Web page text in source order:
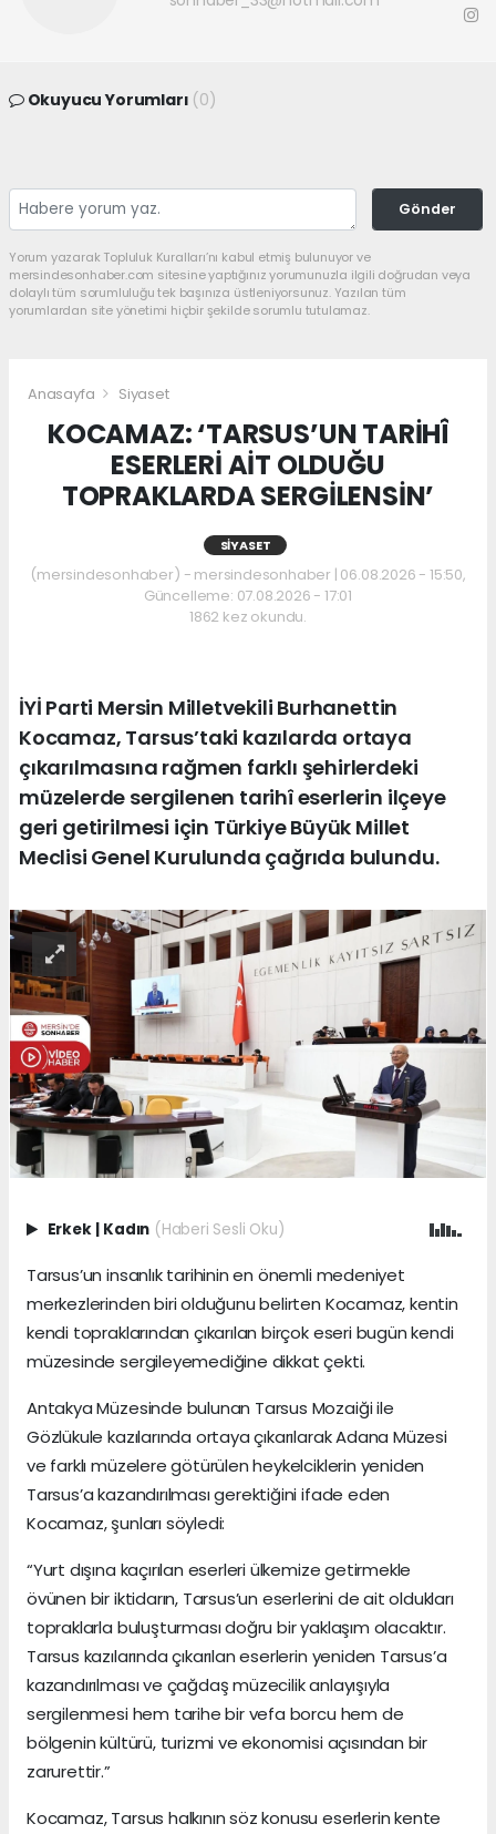
Okuyucu Yorumları (0)
Gönder
Yorum yazarak Topluluk Kuralları’nı kabul etmiş bulunuyor ve
mersindesonhaber.com sitesine yaptığınız yorumunuzla ilgili doğrudan veya
dolaylı tüm sorumluluğu tek başınıza üstleniyorsunuz. Yazılan tüm
yorumlardan site yönetimi hiçbir şekilde sorumlu tutulamaz.
Anasayfa Siyaset
KOCAMAZ: ‘TARSUS’UN TARİHÎ
ESERLERİ AİT OLDUĞU
TOPRAKLARDA SERGİLENSİN’
SIYASET
(mersindesonhaber) - mersindesonhaber | 06.08.2026 - 15:50,
Güncelleme: 07.08.2026 - 17:01
1862 kez okundu.
İYİ Parti Mersin Milletvekili Burhanettin
Kocamaz, Tarsus’taki kazılarda ortaya
çıkarılmasına rağmen farklı şehirlerdeki
müzelerde sergilenen tarihî eserlerin ilçeye
geri getirilmesi için Türkiye Büyük Millet
Meclisi Genel Kurulunda çağrıda bulundu.
Erkek | Kadın (Haberi Sesli Oku)
Tarsus’un insanlık tarihinin en önemli medeniyet
merkezlerinden biri olduğunu belirten Kocamaz, kentin
kendi topraklarından çıkarılan birçok eseri bugün kendi
müzesinde sergileyemediğine dikkat çekti.
Antakya Müzesinde bulunan Tarsus Mozaiği ile
Gözlükule kazılarında ortaya çıkarılarak Adana Müzesi
ve farklı müzelere götürülen heykelciklerin yeniden
Tarsus’a kazandırılması gerektiğini ifade eden
Kocamaz, şunları söyledi:
“Yurt dışına kaçırılan eserleri ülkemize getirmekle
övünen bir iktidarın, Tarsus’un eserlerini de ait oldukları
topraklarla buluşturması doğru bir yaklaşım olacaktır.
Tarsus kazılarında çıkarılan eserlerin yeniden Tarsus’a
kazandırılması ve çağdaş müzecilik anlayışıyla
sergilenmesi hem tarihe bir vefa borcu hem de
bölgenin kültürü, turizmi ve ekonomisi açısından bir
zarurettir.”
Kocamaz, Tarsus halkının söz konusu eserlerin kente